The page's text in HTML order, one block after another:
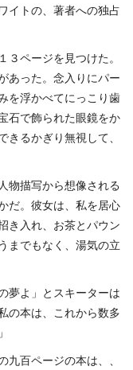
イトの、著者への独占
ページを見つけた。
あった。念入りにパー
を浮かべてにっこり歯
石で飾られた眼鏡をか
るかぎり無視して、
物描写から想像される
だ。彼女は、私を居心
き入れ、お茶とパウン
までもなく、湯気の立
夢よ」とスキーターは
の本は、これから数多
九百ページの本は、、